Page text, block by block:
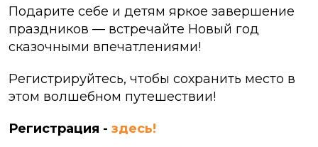
Подарите себе и детям яркое завершение
праздников — встречайте Новый год
сказочными впечатлениями!
Регистрируйтесь, чтобы сохранить место в
этом волшебном путешествии!
Регистрация - здесь!